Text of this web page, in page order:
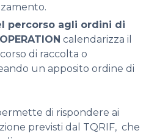
percorso agli ordini di
calendarizza il
di raccolta o
un apposito ordine di
di rispondere ai
previsti dal TQRIF, che